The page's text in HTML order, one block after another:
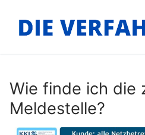
Inhalt
springen
Wie finde ich die
Meldestelle?